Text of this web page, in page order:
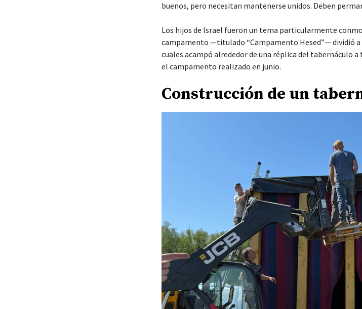
buenos, pero necesitan mantenerse unidos. Deben
Los hijos de Israel fueron un tema particularmente
campamento —titulado “Campamento Hesed”— dividió
cuales acampó alrededor de una réplica del tabernáculo
el campamento realizado en junio.
Construcción de un